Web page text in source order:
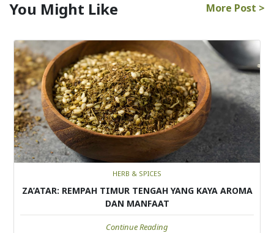
You Might Like More Post >
HERB & SPICES
ZA’ATAR: REMPAH TIMUR TENGAH YANG KAYA AROMA
DAN MANFAAT
Continue Reading